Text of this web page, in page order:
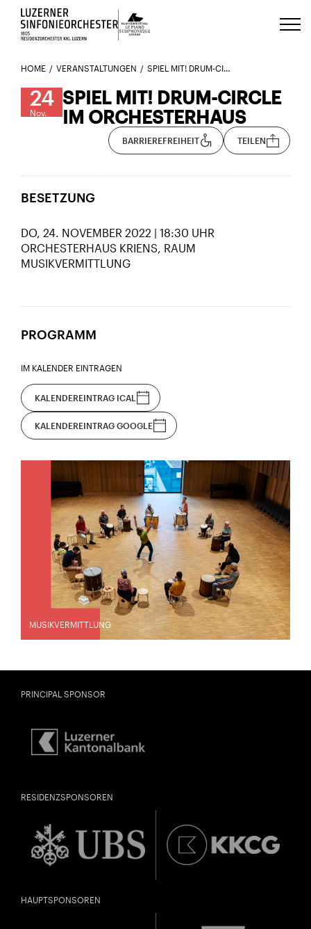
Luzerns Klavierfestival «Le Piano
HOME VERANSTALTUNGEN SPIEL MIT! DRUM-CIRCLE IM ORCHESTERHAUS 24_11
24
Nov.
SPIEL MIT! DRUM-CIRCLE
IM ORCHESTERHAUS
BARRIEREFREIHEIT TEILEN
BESETZUNG
DO, 24. NOVEMBER 2022 | 18:30 UHR
ORCHESTERHAUS KRIENS, RAUM
MUSIKVERMITTLUNG
PROGRAMM
IM KALENDER EINTRAGEN
KALENDEREINTRAG ICAL
KALENDEREINTRAG GOOGLE
MUSIKVERMITTLUNG
PRINCIPAL SPONSOR
RESIDENZSPONSOREN
HAUPTSPONSOREN